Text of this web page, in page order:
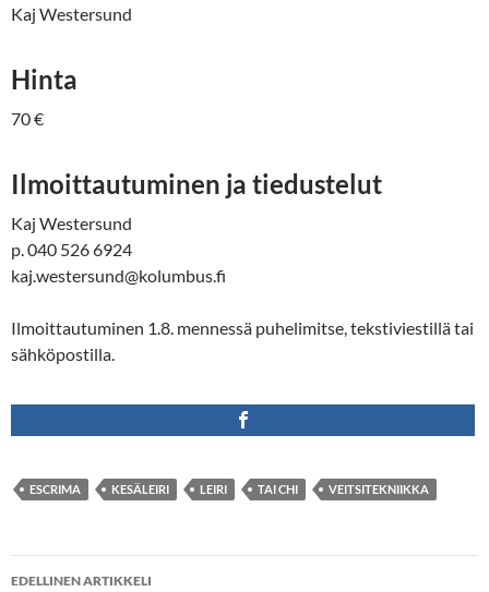
Kaj Westersund
Hinta
70 €
Ilmoittautuminen ja tiedustelut
Kaj Westersund
p. 040 526 6924
kaj.westersund@kolumbus.fi
Ilmoittautuminen 1.8. mennessä puhelimitse, tekstiviestillä tai
sähköpostilla.
ESCRIMA KESÄLEIRI LEIRI TAI CHI VEITSITEKNIIKKA
Artikkelien
EDELLINEN ARTIKKELI